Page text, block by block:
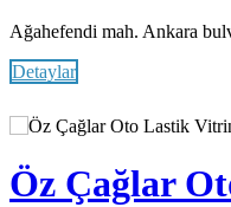
Ağahefendi mah. Ankara
Detaylar
Öz Çağlar